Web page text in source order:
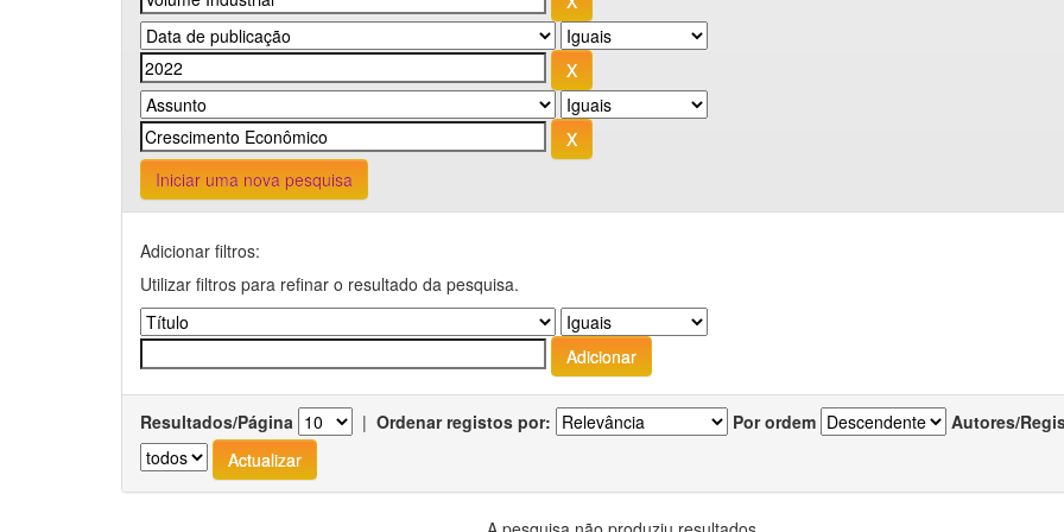
Iniciar uma nova pesquisa
Adicionar filtros:
Utilizar filtros para refinar o resultado da pesquisa.
Resultados/Página | Ordenar registos por: Por ordem Autores/